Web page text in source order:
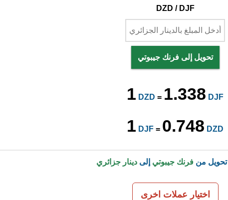
DZD / DJF
تحويل إلى فرنك جيبوتي
1 DZD = 1.338 DJF
1 DJF = 0.748 DZD
تحويل منفرنك جيبوتي إلىدينار جزائري
اختيار عملات اخرى